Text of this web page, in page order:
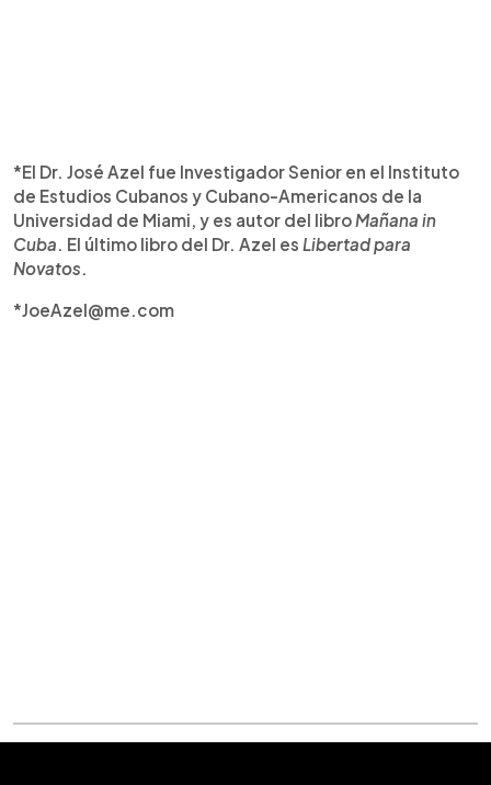
*El Dr. José Azel fue Investigador Senior en el Instituto
de Estudios Cubanos y Cubano-Americanos de la
Universidad de Miami, y es autor del libroMañana in
Cuba. El último libro del Dr. Azel es Libertad para
Novatos.
*JoeAzel@me.com